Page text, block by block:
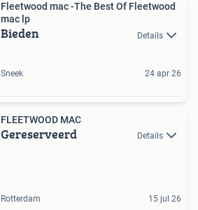
Fleetwood mac -The Best Of Fleetwood
mac lp
Bieden Details
Sneek 24 apr 26
FLEETWOOD MAC
Gereserveerd Details
Rotterdam 15 jul 26